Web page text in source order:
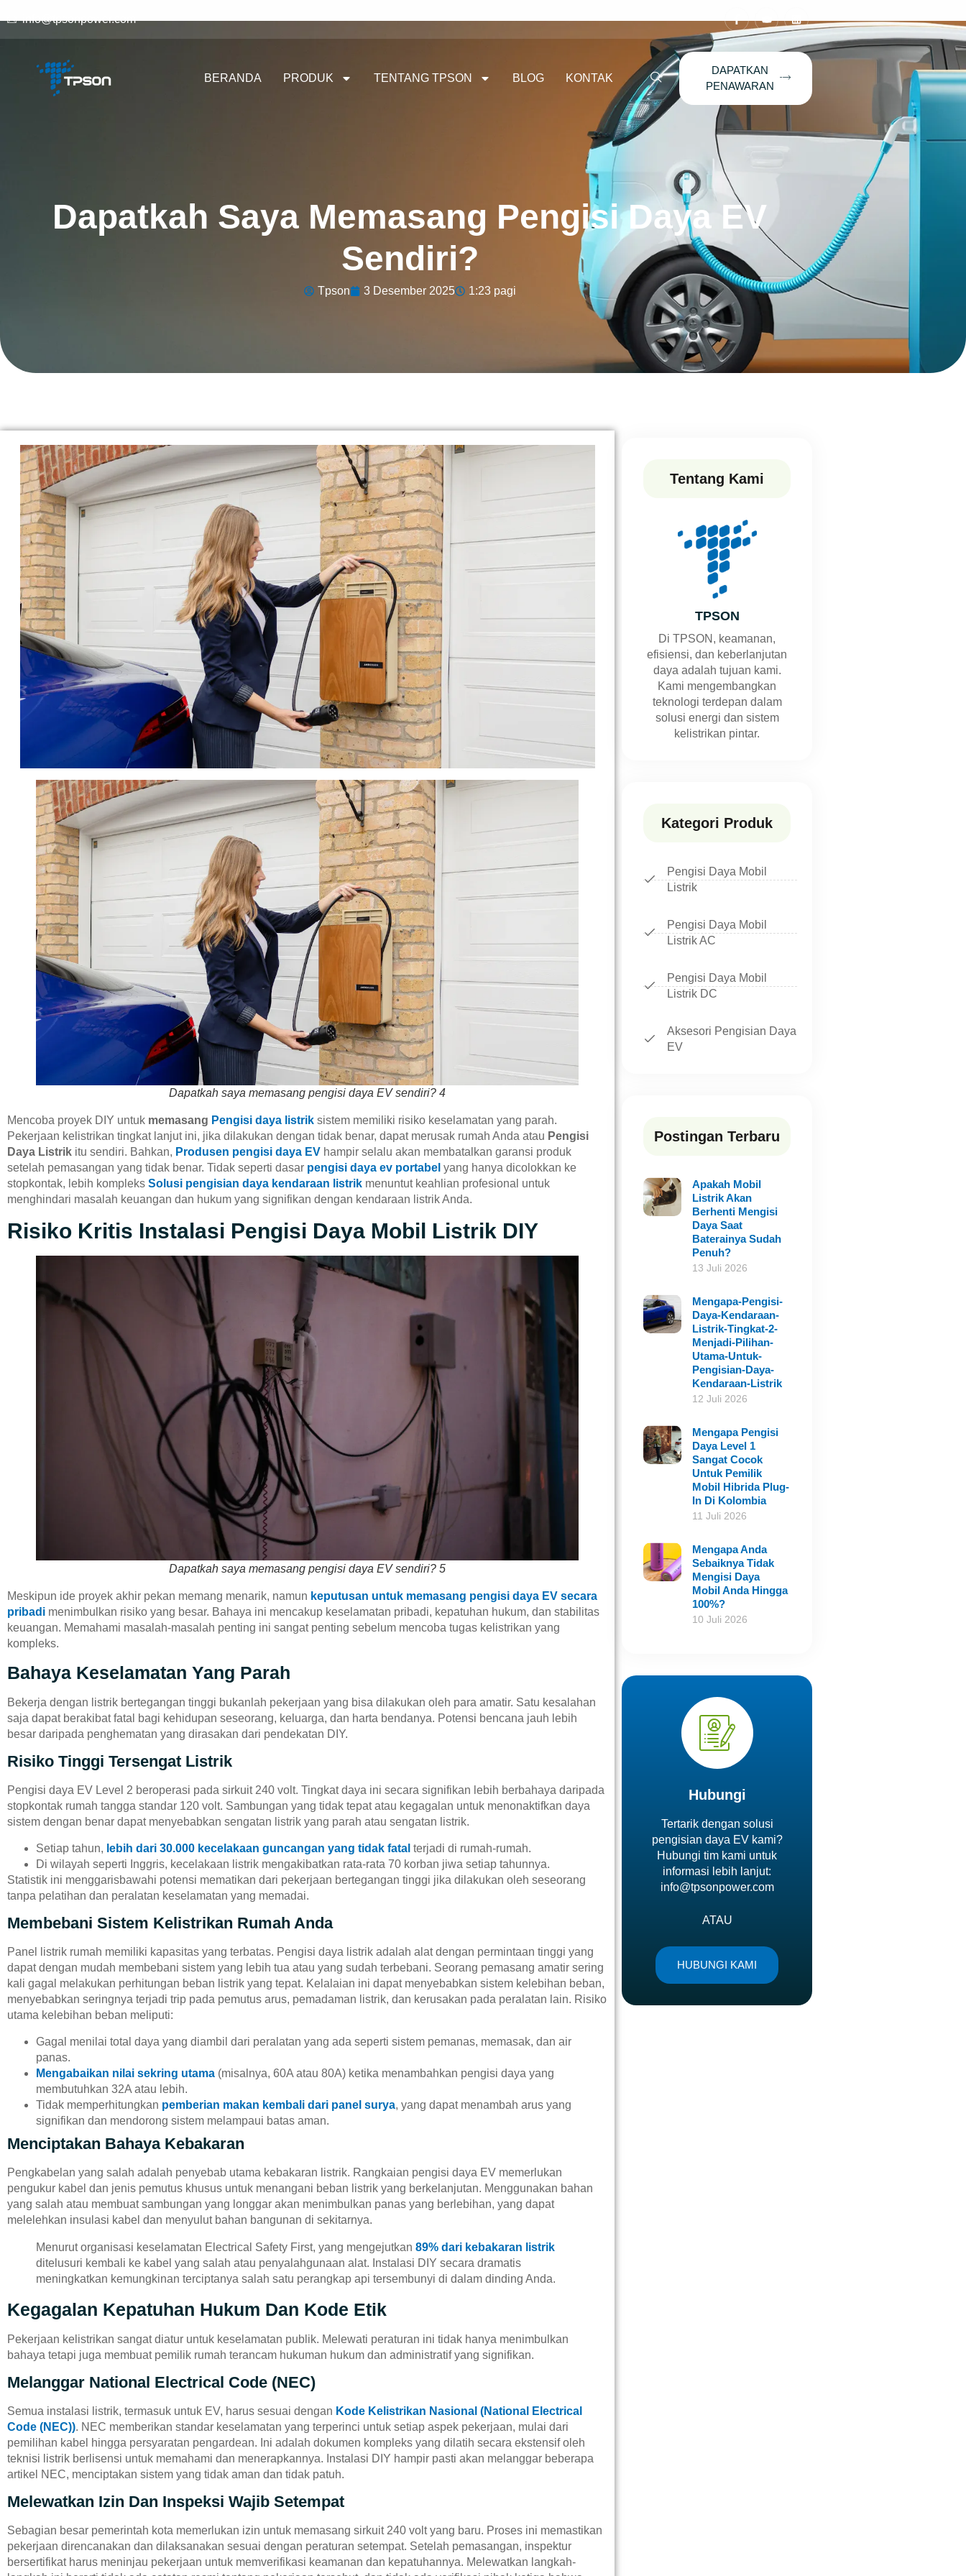
info@tpsonpower.com
BERANDA PRODUK TENTANG TPSON BLOG KONTAK
DAPATKAN
PENAWARAN
Dapatkah Saya Memasang Pengisi Daya EV
Sendiri?
Tpson 3 Desember 2025 1:23 pagi
Dapatkah saya memasang pengisi daya EV sendiri? 4
Mencoba proyek DIY untuk memasang Pengisi daya listrik sistem memiliki risiko keselamatan yang parah.
Pekerjaan kelistrikan tingkat lanjut ini, jika dilakukan dengan tidak benar, dapat merusak rumah Anda atau Pengisi
Daya Listrik itu sendiri. Bahkan, Produsen pengisi daya EV hampir selalu akan membatalkan garansi produk
setelah pemasangan yang tidak benar. Tidak seperti dasar pengisi daya ev portabel yang hanya dicolokkan ke
stopkontak, lebih kompleks Solusi pengisian daya kendaraan listrik menuntut keahlian profesional untuk
menghindari masalah keuangan dan hukum yang signifikan dengan kendaraan listrik Anda.
Risiko Kritis Instalasi Pengisi Daya Mobil Listrik DIY
Dapatkah saya memasang pengisi daya EV sendiri? 5
Meskipun ide proyek akhir pekan memang menarik, namun keputusan untuk memasang pengisi daya EV secara
pribadi menimbulkan risiko yang besar. Bahaya ini mencakup keselamatan pribadi, kepatuhan hukum, dan stabilitas
keuangan. Memahami masalah-masalah penting ini sangat penting sebelum mencoba tugas kelistrikan yang
kompleks.
Bahaya Keselamatan Yang Parah
Bekerja dengan listrik bertegangan tinggi bukanlah pekerjaan yang bisa dilakukan oleh para amatir. Satu kesalahan
saja dapat berakibat fatal bagi kehidupan seseorang, keluarga, dan harta bendanya. Potensi bencana jauh lebih
besar daripada penghematan yang dirasakan dari pendekatan DIY.
Risiko Tinggi Tersengat Listrik
Pengisi daya EV Level 2 beroperasi pada sirkuit 240 volt. Tingkat daya ini secara signifikan lebih berbahaya daripada
stopkontak rumah tangga standar 120 volt. Sambungan yang tidak tepat atau kegagalan untuk menonaktifkan daya
sistem dengan benar dapat menyebabkan sengatan listrik yang parah atau sengatan listrik.
Setiap tahun, lebih dari 30.000 kecelakaan guncangan yang tidak fatal terjadi di rumah-rumah.
Di wilayah seperti Inggris, kecelakaan listrik mengakibatkan rata-rata 70 korban jiwa setiap tahunnya.
Statistik ini menggarisbawahi potensi mematikan dari pekerjaan bertegangan tinggi jika dilakukan oleh seseorang
tanpa pelatihan dan peralatan keselamatan yang memadai.
Membebani Sistem Kelistrikan Rumah Anda
Panel listrik rumah memiliki kapasitas yang terbatas. Pengisi daya listrik adalah alat dengan permintaan tinggi yang
dapat dengan mudah membebani sistem yang lebih tua atau yang sudah terbebani. Seorang pemasang amatir sering
kali gagal melakukan perhitungan beban listrik yang tepat. Kelalaian ini dapat menyebabkan sistem kelebihan beban,
menyebabkan seringnya terjadi trip pada pemutus arus, pemadaman listrik, dan kerusakan pada peralatan lain. Risiko
utama kelebihan beban meliputi:
Gagal menilai total daya yang diambil dari peralatan yang ada seperti sistem pemanas, memasak, dan air
panas.
Mengabaikan nilai sekring utama (misalnya, 60A atau 80A) ketika menambahkan pengisi daya yang
membutuhkan 32A atau lebih.
Tidak memperhitungkan pemberian makan kembali dari panel surya, yang dapat menambah arus yang
signifikan dan mendorong sistem melampaui batas aman.
Menciptakan Bahaya Kebakaran
Pengkabelan yang salah adalah penyebab utama kebakaran listrik. Rangkaian pengisi daya EV memerlukan
pengukur kabel dan jenis pemutus khusus untuk menangani beban listrik yang berkelanjutan. Menggunakan bahan
yang salah atau membuat sambungan yang longgar akan menimbulkan panas yang berlebihan, yang dapat
melelehkan insulasi kabel dan menyulut bahan bangunan di sekitarnya.
Menurut organisasi keselamatan Electrical Safety First, yang mengejutkan 89% dari kebakaran listrik
ditelusuri kembali ke kabel yang salah atau penyalahgunaan alat. Instalasi DIY secara dramatis
meningkatkan kemungkinan terciptanya salah satu perangkap api tersembunyi di dalam dinding Anda.
Kegagalan Kepatuhan Hukum Dan Kode Etik
Pekerjaan kelistrikan sangat diatur untuk keselamatan publik. Melewati peraturan ini tidak hanya menimbulkan
bahaya tetapi juga membuat pemilik rumah terancam hukuman hukum dan administratif yang signifikan.
Melanggar National Electrical Code (NEC)
Semua instalasi listrik, termasuk untuk EV, harus sesuai dengan Kode Kelistrikan Nasional (National Electrical
Code (NEC)). NEC memberikan standar keselamatan yang terperinci untuk setiap aspek pekerjaan, mulai dari
pemilihan kabel hingga persyaratan pengardean. Ini adalah dokumen kompleks yang dilatih secara ekstensif oleh
teknisi listrik berlisensi untuk memahami dan menerapkannya. Instalasi DIY hampir pasti akan melanggar beberapa
artikel NEC, menciptakan sistem yang tidak aman dan tidak patuh.
Melewatkan Izin Dan Inspeksi Wajib Setempat
Sebagian besar pemerintah kota memerlukan izin untuk memasang sirkuit 240 volt yang baru. Proses ini memastikan
pekerjaan direncanakan dan dilaksanakan sesuai dengan peraturan setempat. Setelah pemasangan, inspektur
bersertifikat harus meninjau pekerjaan untuk memverifikasi keamanan dan kepatuhannya. Melewatkan langkah-
Tentang Kami
TPSON
Di TPSON, keamanan,
efisiensi, dan keberlanjutan
daya adalah tujuan kami.
Kami mengembangkan
teknologi terdepan dalam
solusi energi dan sistem
kelistrikan pintar.
Kategori Produk
Pengisi Daya Mobil
Listrik
Pengisi Daya Mobil
Listrik AC
Pengisi Daya Mobil
Listrik DC
Aksesori Pengisian Daya
EV
Postingan Terbaru
Apakah Mobil
Listrik Akan
Berhenti Mengisi
Daya Saat
Baterainya Sudah
Penuh?
13 Juli 2026
Mengapa-Pengisi-
Daya-Kendaraan-
Listrik-Tingkat-2-
Menjadi-Pilihan-
Utama-Untuk-
Pengisian-Daya-
Kendaraan-Listrik
12 Juli 2026
Mengapa Pengisi
Daya Level 1
Sangat Cocok
Untuk Pemilik
Mobil Hibrida Plug-
In Di Kolombia
11 Juli 2026
Mengapa Anda
Sebaiknya Tidak
Mengisi Daya
Mobil Anda Hingga
100%?
10 Juli 2026
Hubungi
Tertarik dengan solusi
pengisian daya EV kami?
Hubungi tim kami untuk
informasi lebih lanjut:
info@tpsonpower.com
ATAU
HUBUNGI KAMI